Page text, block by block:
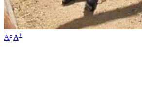
A- A+